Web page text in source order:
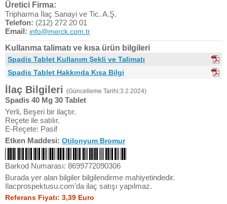
Üretici Firma:
Tripharma İlaç Sanayi ve Tic. A.Ş.
Telefon: (212) 272 20 01
Email: info@merck.com.tr
Kullanma talimatı ve kısa ürün bilgileri
Spadis Tablet Kullanım Şekli ve Talimatı
Spadis Tablet Hakkında Kısa Bilgi
İlaç Bilgileri (Güncelleme Tarihi:3.2.2024)
Spadis 40 Mg 30 Tablet
Yerli, Beşeri bir ilaçtır.
Reçete ile satılır.
E-Reçete: Pasif
Etken Maddesi: Otilonyum Bromur
Barkod Numarası: 8699772090306
Burada yer alan bilgiler bilgilendirme mahiyetindedir.
Ilacprospektusu.com'da ilaç satışı yapılmaz.
Referans Fiyatı: 3,39 Euro